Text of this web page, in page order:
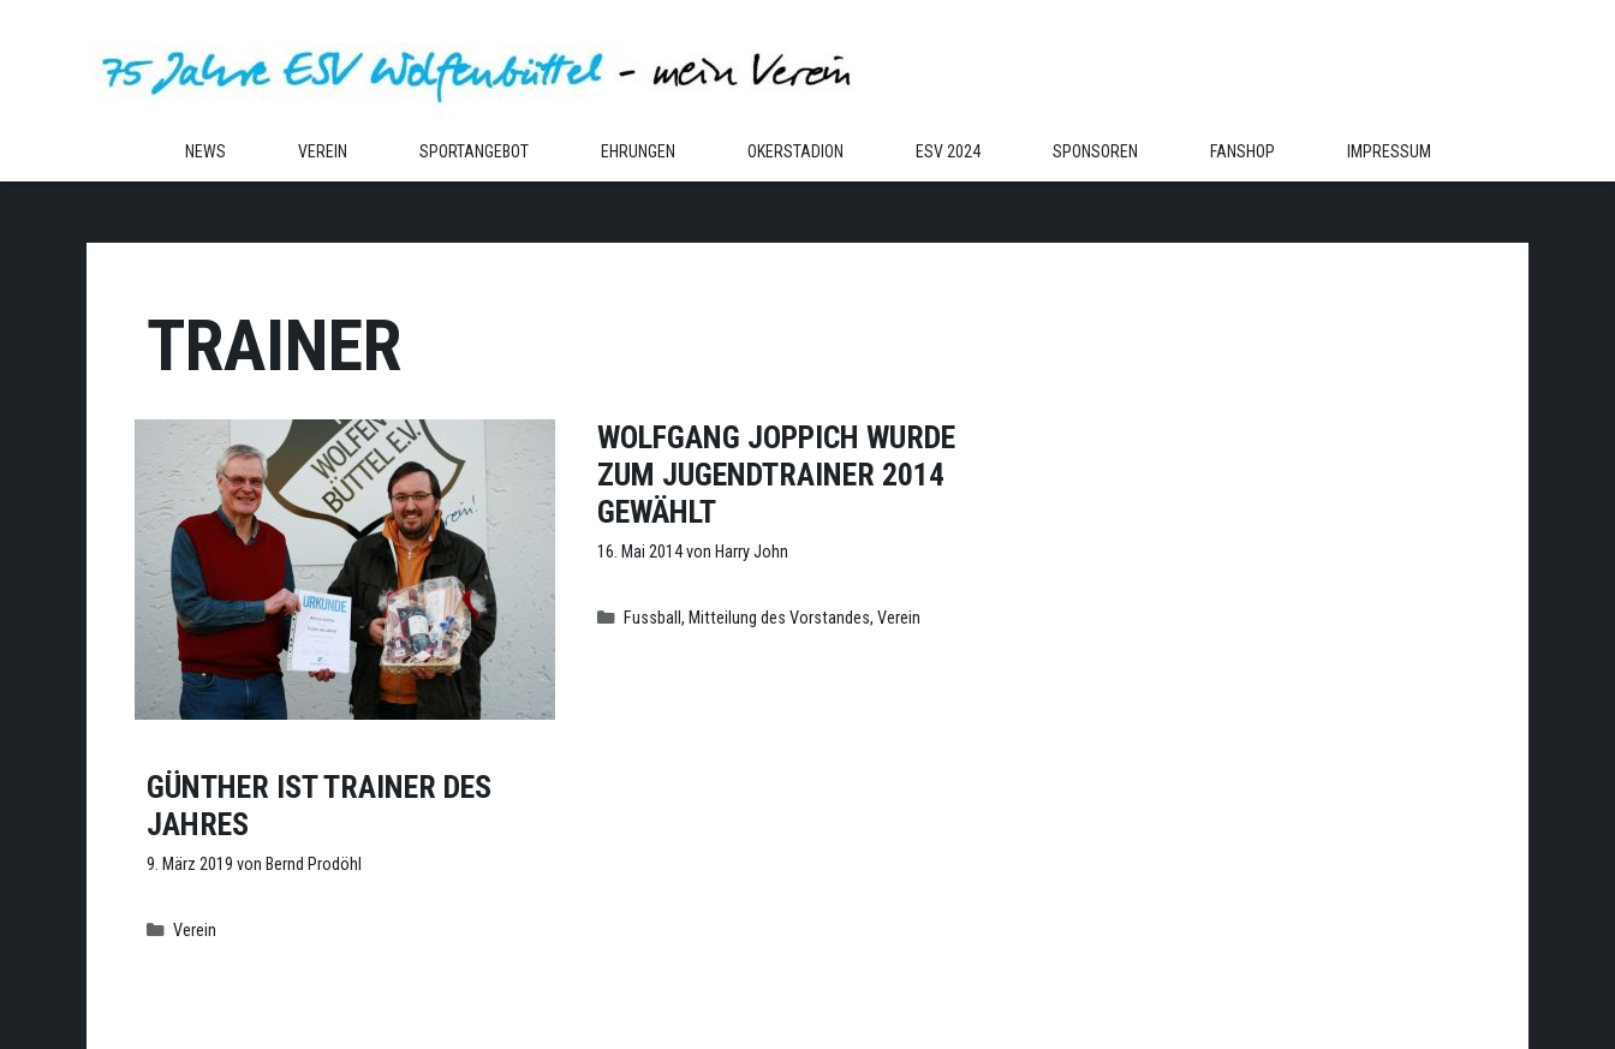
NEWS VEREIN SPORTANGEBOT EHRUNGEN OKERSTADION ESV 2024 SPONSOREN FANSHOP IMPRESSUM
TRAINER
GÜNTHER IST TRAINER DES
JAHRES
9. März 2019 von Bernd Prodöhl
Kategorien
Verein
WOLFGANG JOPPICH WURDE
ZUM JUGENDTRAINER 2014
GEWÄHLT
16. Mai 2014von Harry John
Kategorien
Fussball , Mitteilung des Vorstandes, Verein